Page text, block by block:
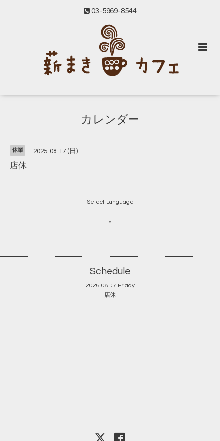
03-5969-8544
カレンダー
休業 2025-08-17 (日)
店休
Select Language
▼
Schedule
2026.08.07 Friday
店休